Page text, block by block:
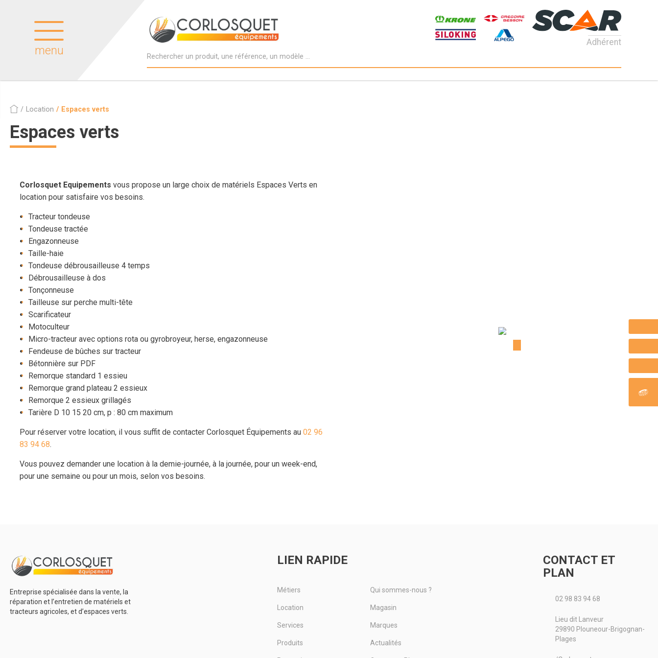
menu
Adhérent
Location Espaces verts
Espaces verts
Corlosquet Equipements vous propose un large choix de matériels Espaces Verts en
location pour satisfaire vos besoins.
Tracteur tondeuse
Tondeuse tractée
Engazonneuse
Taille-haie
Tondeuse débrousailleuse 4 temps
Débrousailleuse à dos
Tonçonneuse
Tailleuse sur perche multi-tête
Scarificateur
Motoculteur
Micro-tracteur avec options rota ou gyrobroyeur, herse, engazonneuse
Fendeuse de bûches sur tracteur
Bétonnière sur PDF
Remorque standard 1 essieu
Remorque grand plateau 2 essieux
Remorque 2 essieux grillagés
Tarière D 10 15 20 cm, p : 80 cm maximum
Pour réserver votre location, il vous suffit de contacter Corlosquet Équipements au 02 96
83 94 68.
Vous pouvez demander une location à la demie-journée, à la journée, pour un week-end,
pour une semaine ou pour un mois, selon vos besoins.
Entreprise spécialisée dans la vente, la
réparation et l’entretien de matériels et
tracteurs agricoles, et d’espaces verts.
LIEN RAPIDE
Métiers
Location
Services
Produits
Qui sommes-nous ?
Magasin
Marques
Actualités
CONTACT ET
PLAN
02 98 83 94 68
Lieu dit Lanveur
29890 Plouneour-Brigognan-
Plages